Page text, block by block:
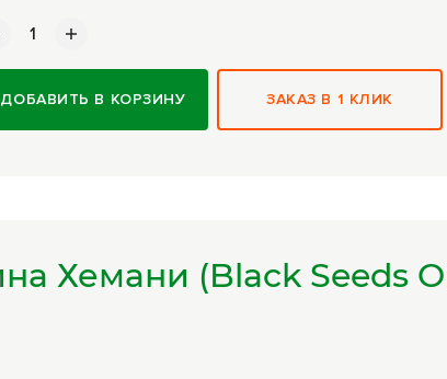
ДОБАВИТЬ В КОРЗИНУ ЗАКАЗ В 1 КЛИК
Хемани (Black Seeds